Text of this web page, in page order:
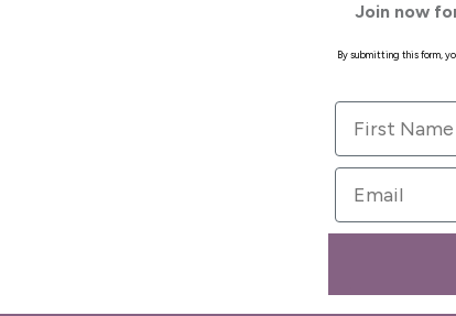
Join now
By submitting this form,
First Name
Email